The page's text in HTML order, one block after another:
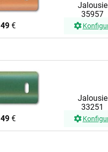
Jalousie
35957
49€
Jalousie
33251
49€